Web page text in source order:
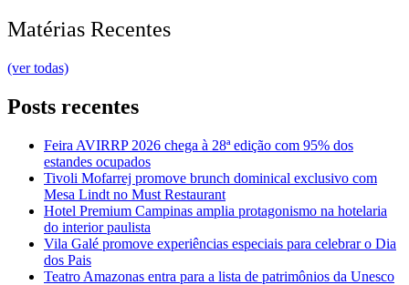
Matérias Recentes
(ver todas)
Posts recentes
Feira AVIRRP 2026 chega à 28ª edição com 95% dos
estandes ocupados
Tivoli Mofarrej promove brunch dominical exclusivo com
Mesa Lindt no Must Restaurant
Hotel Premium Campinas amplia protagonismo na hotelaria
do interior paulista
Vila Galé promove experiências especiais para celebrar o Dia
dos Pais
Teatro Amazonas entra para a lista de patrimônios da Unesco